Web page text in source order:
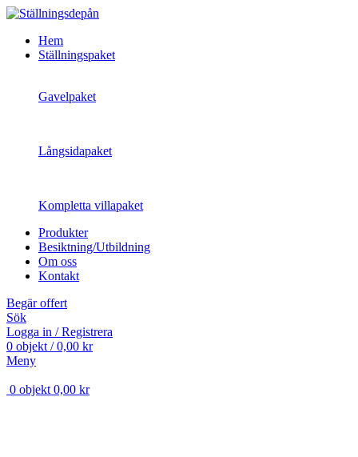
Hem
Ställningspaket
Gavelpaket
Långsidapaket
Kompletta villapaket
Produkter
Besiktning/Utbildning
Om oss
Kontakt
Begär offert
Sök
Logga in / Registrera
0 objekt / 0,00 kr
Meny
0 objekt 0,00 kr